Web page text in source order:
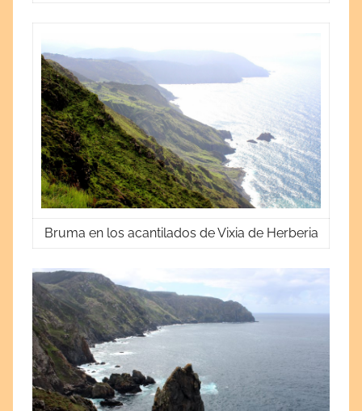
Bruma en los acantilados de Vixia de Herberia